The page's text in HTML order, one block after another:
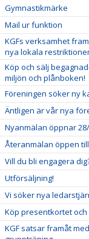
Gymnastikmärke
Mail ur funktion
KGFs verksamhet
nya lokala
Köp och sälj
miljön och plånboken!
Föreningen söker ny
Äntligen är vår nya
Nyanmälan öppnar
Återanmälan öppen
Vill du bli engagera
Utförsäljning!
Vi söker nya
Köp presentkortet
KGF satsar framåt